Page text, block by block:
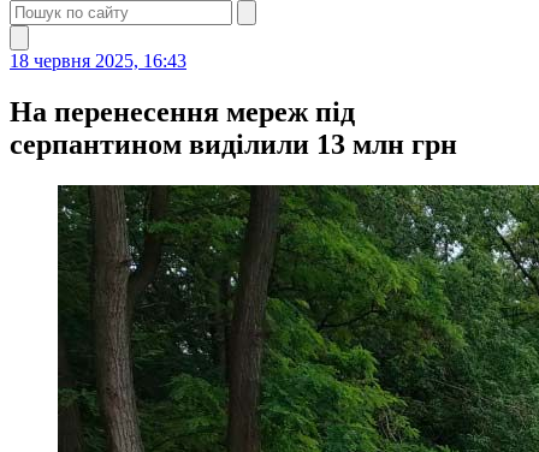
18 червня 2025, 16:43
На перенесення мереж під
серпантином виділили 13 млн грн